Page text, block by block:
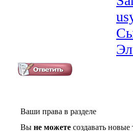
Ваши права в разделе
Вы не можете создавать